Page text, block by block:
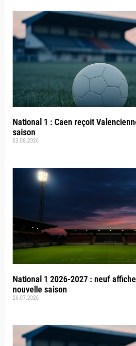
National 1 : Caen reçoit
saison
03.08.2026
National 1 2026-2027 : neuf
nouvelle saison
26.07.2026